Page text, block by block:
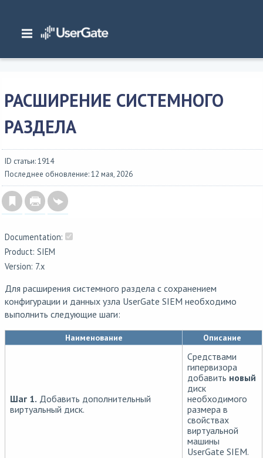
Главная/ Документация/SIEM/
UserGate SIEM 7.x Руководство администратора
РАСШИРЕНИЕ СИСТЕМНОГО
РАЗДЕЛА
ID статьи: 1914
Последнее обновление: 12 мая, 2026
Documentation:
Product: SIEM
Version: 7.x
Для расширения системного раздела с сохранением
конфигурации и данных узла UserGate SIEM необходимо
выполнить следующие шаги:
Наименование Описание
Шаг 1. Добавить дополнительный
виртуальный диск.
Средствами
гипервизора
добавить новый
диск
необходимого
размера в
свойствах
виртуальной
машины
UserGate SIEM.